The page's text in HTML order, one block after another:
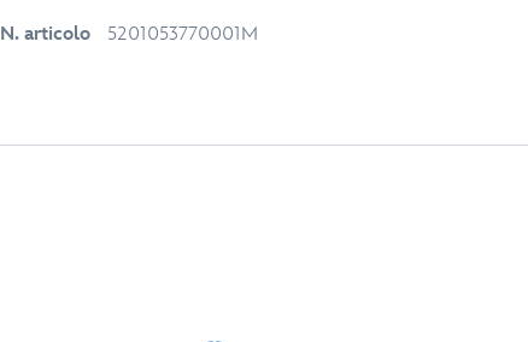
N. articolo 5201053770001M